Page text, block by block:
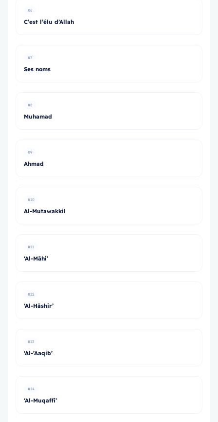
#6
C’est l’élu d’Allah
#7
Ses noms
#8
Muhamad
#9
Ahmad
#10
Al-Mutawakkil
#11
‘Al-Māhi’
#12
‘Al-Hāshir’
#13
‘Al-’Aaqib’
#14
‘Al-Muqaffi’